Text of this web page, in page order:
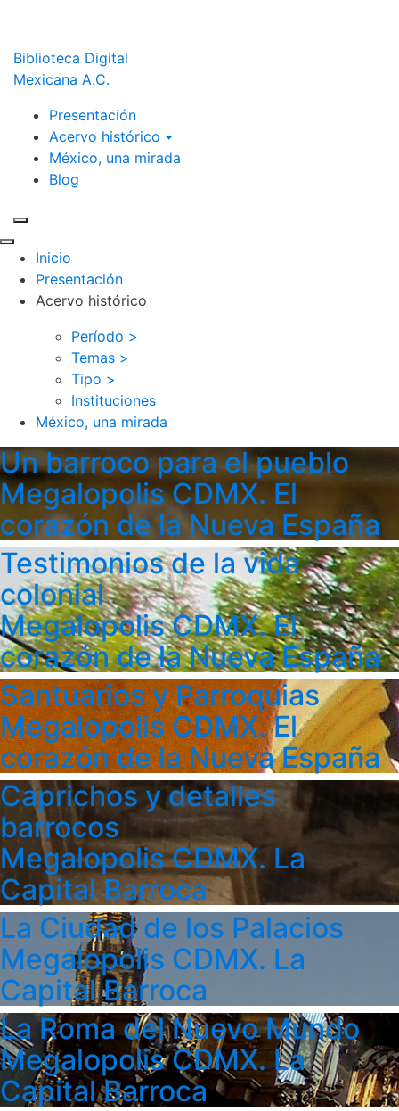
Biblioteca Digital
Mexicana A.C.
Presentación
Acervo histórico
México, una mirada
Blog
Inicio
Presentación
Acervo histórico
Período >
Temas >
Tipo >
Instituciones
México, una mirada
Un barroco para el pueblo
Megalopolis CDMX. El
corazón de la Nueva España
Testimonios de la vida
colonial
Megalopolis CDMX. El
corazón de la Nueva España
Santuarios y Parroquias
Megalopolis CDMX. El
corazón de la Nueva España
Caprichos y detalles
barrocos
Megalopolis CDMX. La
Capital Barroca
La Ciudad de los Palacios
Megalopolis CDMX. La
Capital Barroca
La Roma del Nuevo Mundo
Megalopolis CDMX. La
Capital Barroca